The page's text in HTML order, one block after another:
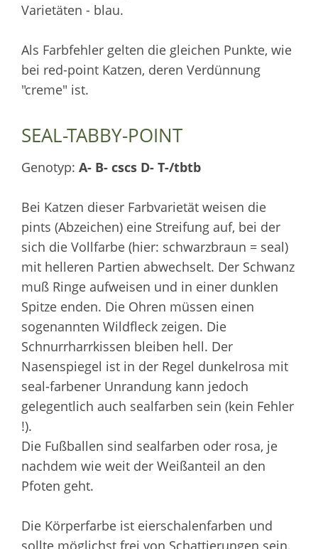
Varietäten - blau.
Als Farbfehler gelten die gleichen Punkte, wie
bei red-point Katzen, deren Verdünnung
"creme" ist.
SEAL-TABBY-POINT
Genotyp: A- B- cscs D- T-/tbtb
Bei Katzen dieser Farbvarietät weisen die
pints (Abzeichen) eine Streifung auf, bei der
sich die Vollfarbe (hier: schwarzbraun = seal)
mit helleren Partien abwechselt. Der Schwanz
muß Ringe aufweisen und in einer dunklen
Spitze enden. Die Ohren müssen einen
sogenannten Wildfleck zeigen. Die
Schnurrharrkissen bleiben hell. Der
Nasenspiegel ist in der Regel dunkelrosa mit
seal-farbener Unrandung kann jedoch
gelegentlich auch sealfarben sein (kein Fehler
!).
Die Fußballen sind sealfarben oder rosa, je
nachdem wie weit der Weißanteil an den
Pfoten geht.
Die Körperfarbe ist eierschalenfarben und